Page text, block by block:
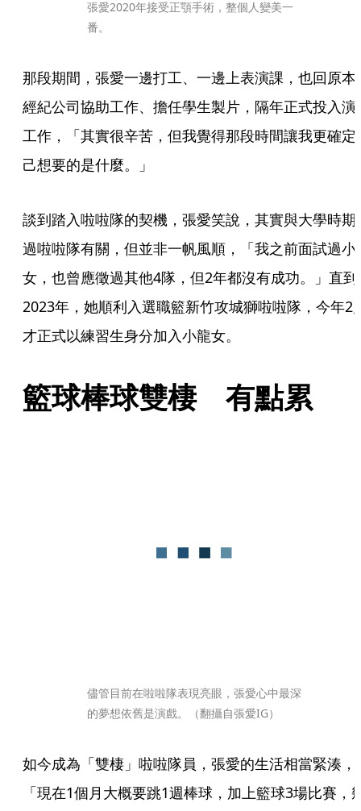
張愛2020年接受正顎手術，整個人變美一
番。
那段期間，張愛一邊打工、一邊上表演課，也回原本
經紀公司協助工作、擔任學生製片，隔年正式投入演
工作，「其實很辛苦，但我覺得那段時間讓我更確定
己想要的是什麼。」
談到踏入啦啦隊的契機，張愛笑說，其實與大學時期
過啦啦隊有關，但並非一帆風順，「我之前面試過小
女，也曾應徵過其他4隊，但2年都沒有成功。」直到
2023年，她順利入選職籃新竹攻城獅啦啦隊，今年2
才正式以練習生身分加入小龍女。
籃球棒球雙棲　有點累
儘管目前在啦啦隊表現亮眼，張愛心中最深
的夢想依舊是演戲。（翻攝自張愛IG）
如今成為「雙棲」啦啦隊員，張愛的生活相當緊湊，
「現在1個月大概要跳1週棒球，加上籃球3場比賽，